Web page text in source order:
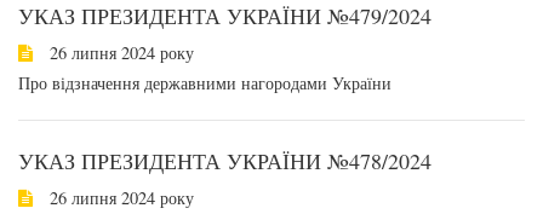
УКАЗ ПРЕЗИДЕНТА УКРАЇНИ №479/2024
26 липня 2024 року
Про відзначення державними нагородами України
УКАЗ ПРЕЗИДЕНТА УКРАЇНИ №478/2024
26 липня 2024 року